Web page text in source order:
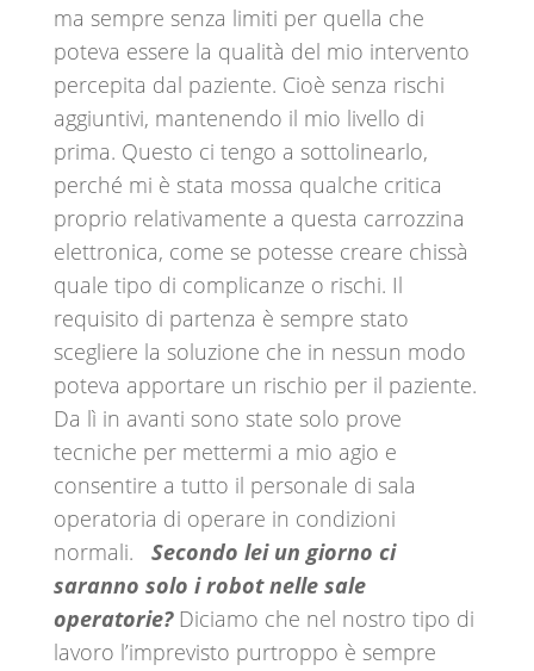
ma sempre senza limiti per quella che
poteva essere la qualità del mio intervento
percepita dal paziente. Cioè senza rischi
aggiuntivi, mantenendo il mio livello di
prima. Questo ci tengo a sottolinearlo,
perché mi è stata mossa qualche critica
proprio relativamente a questa carrozzina
elettronica, come se potesse creare chissà
quale tipo di complicanze o rischi. Il
requisito di partenza è sempre stato
scegliere la soluzione che in nessun modo
poteva apportare un rischio per il paziente.
Da lì in avanti sono state solo prove
tecniche per mettermi a mio agio e
consentire a tutto il personale di sala
operatoria di operare in condizioni
normali. Secondo lei un giorno ci
saranno solo i robot nelle sale
operatorie?Diciamo che nel nostro tipo di
lavoro l’imprevisto purtroppo è sempre